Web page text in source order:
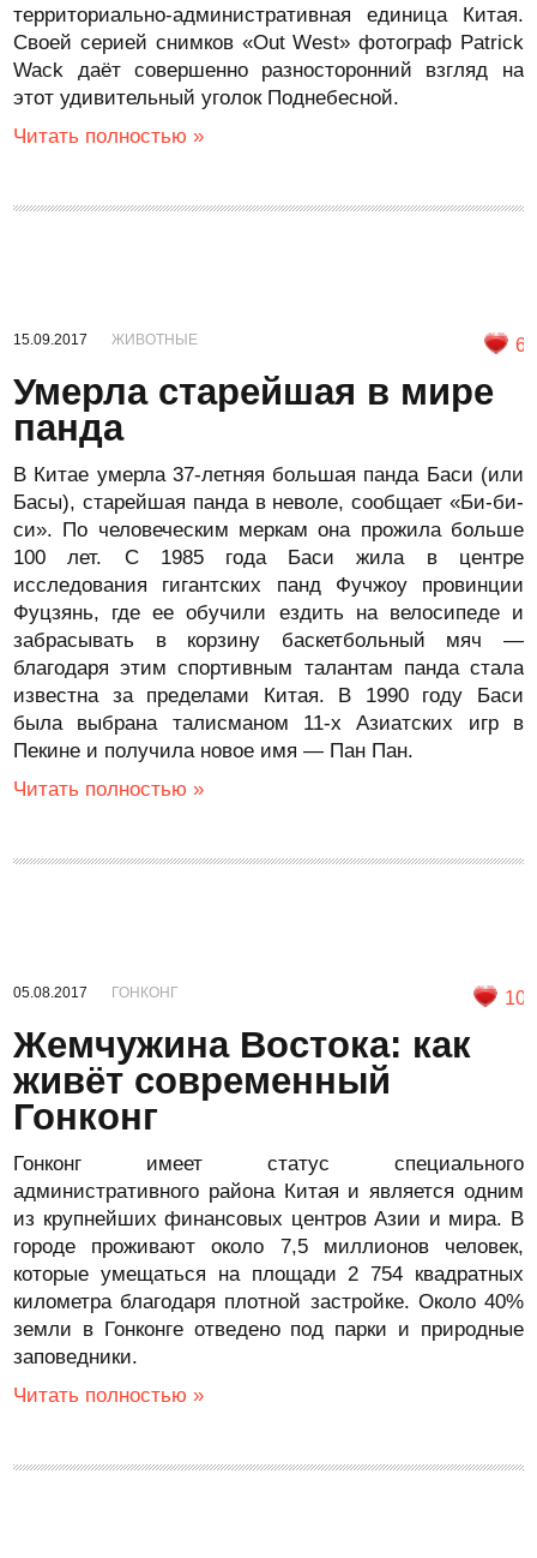
территориально-административная единица Китая.
Своей серией снимков «Out West» фотограф Patrick
Wack даёт совершенно разносторонний взгляд на
этот удивительный уголок Поднебесной.
Читать полностью »
15.09.2017 ЖИВОТНЫЕ 6
Умерла старейшая в мире
панда
В Китае умерла 37-летняя большая панда Баси (или
Басы), старейшая панда в неволе, сообщает «Би-би-
си». По человеческим меркам она прожила больше
100 лет. С 1985 года Баси жила в центре
исследования гигантских панд Фучжоу провинции
Фуцзянь, где ее обучили ездить на велосипеде и
забрасывать в корзину баскетбольный мяч —
благодаря этим спортивным талантам панда стала
известна за пределами Китая. В 1990 году Баси
была выбрана талисманом 11-х Азиатских игр в
Пекине и получила новое имя — Пан Пан.
Читать полностью »
05.08.2017 ГОНКОНГ 10
Жемчужина Востока: как
живёт современный
Гонконг
Гонконг имеет статус специального
административного района Китая и является одним
из крупнейших финансовых центров Азии и мира. В
городе проживают около 7,5 миллионов человек,
которые умещаться на площади 2 754 квадратных
километра благодаря плотной застройке. Около 40%
земли в Гонконге отведено под парки и природные
заповедники.
Читать полностью »